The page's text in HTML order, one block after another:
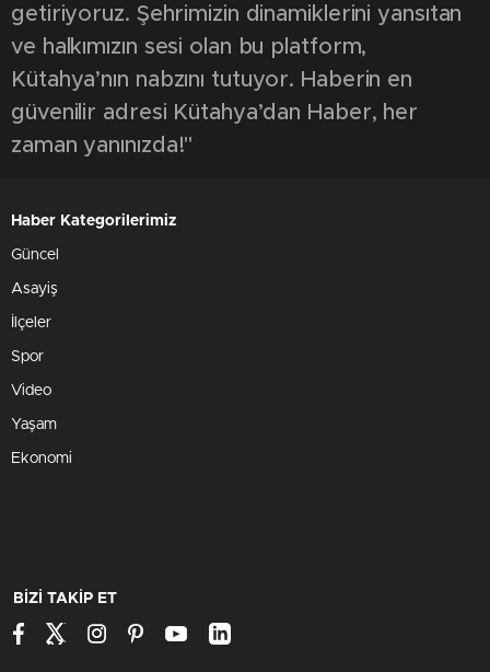
getiriyoruz. Şehrimizin dinamiklerini yansıtan
ve halkımızın sesi olan bu platform,
Kütahya’nın nabzını tutuyor. Haberin en
güvenilir adresi Kütahya’dan Haber, her
zaman yanınızda!"
Haber Kategorilerimiz
Güncel
Asayiş
İlçeler
Spor
Video
Yaşam
Ekonomi
BİZİ TAKİP ET